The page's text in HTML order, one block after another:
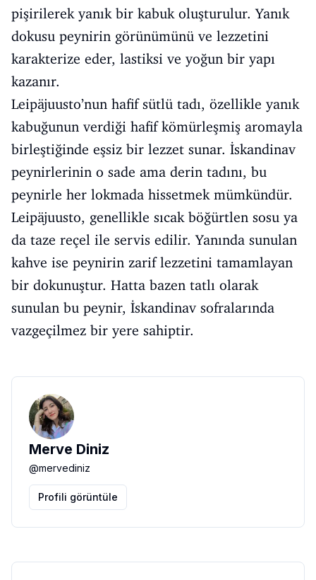
pişirilerek yanık bir kabuk oluşturulur. Yanık
dokusu peynirin görünümünü ve lezzetini
karakterize eder, lastiksi ve yoğun bir yapı
kazanır.
Leipäjuusto’nun hafif sütlü tadı, özellikle yanık
kabuğunun verdiği hafif kömürleşmiş aromayla
birleştiğinde eşsiz bir lezzet sunar. İskandinav
peynirlerinin o sade ama derin tadını, bu
peynirle her lokmada hissetmek mümkündür.
Leipäjuusto, genellikle sıcak böğürtlen sosu ya
da taze reçel ile servis edilir. Yanında sunulan
kahve ise peynirin zarif lezzetini tamamlayan
bir dokunuştur. Hatta bazen tatlı olarak
sunulan bu peynir, İskandinav sofralarında
vazgeçilmez bir yere sahiptir.
Merve Diniz
@mervediniz
Profili görüntüle